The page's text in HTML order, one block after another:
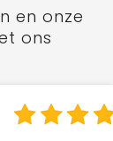
en onze
ons